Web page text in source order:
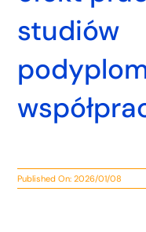
studiów
Published On: 2026/01/08